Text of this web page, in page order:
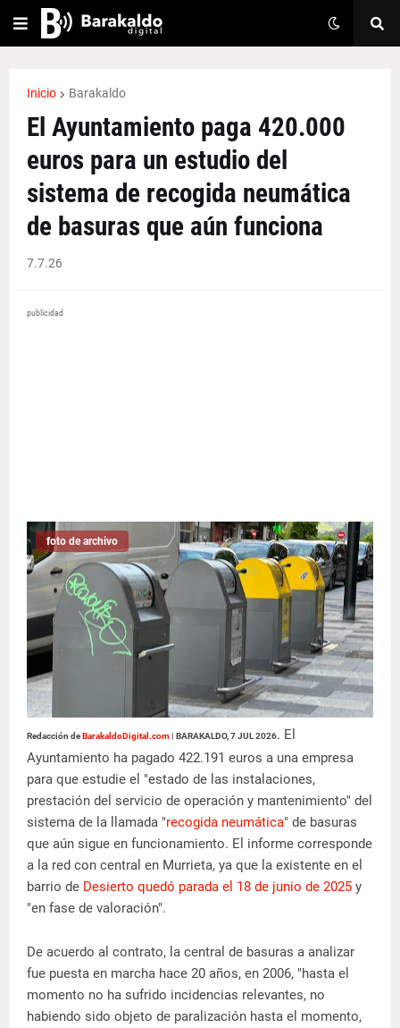
Inicio Barakaldo
El Ayuntamiento paga 420.000
euros para un estudio del
sistema de recogida neumática
de basuras que aún funciona
7.7.26
publicidad
foto de archivo
Redacción deBarakaldoDigital.com| BARAKALDO, 7 JUL 2026. El
Ayuntamiento ha pagado 422.191 euros a una empresa
para que estudie el "estado de las instalaciones,
prestación del servicio de operación y mantenimiento" del
sistema de la llamada "recogida neumática" de basuras
que aún sigue en funcionamiento. El informe corresponde
a la red con central en Murrieta, ya que la existente en el
barrio de Desierto quedó parada el 18 de junio de 2025 y
"en fase de valoración".
De acuerdo al contrato, la central de basuras a analizar
fue puesta en marcha hace 20 años, en 2006, "hasta el
momento no ha sufrido incidencias relevantes, no
habiendo sido objeto de paralización hasta el momento,